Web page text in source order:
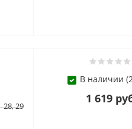
28, 29
В наличии
1 619